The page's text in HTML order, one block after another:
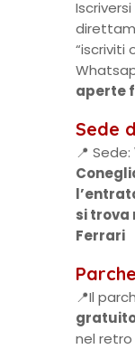
“iscriviti
aperte
Sede
📍 Sede:
si trova
Ferrari
📍Il
nel